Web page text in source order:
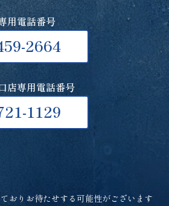
用電話番号
2664
店専用電話番号
1129
おりお待たせする可能性がございます